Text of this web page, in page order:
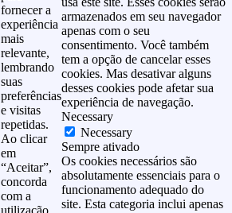
fornecer a
experiência
mais
relevante,
lembrando
suas
preferências
e visitas
repetidas.
Ao clicar
em
“Aceitar”,
concorda
com a
utilização
armazenados em seu navegador
apenas com o seu
consentimento. Você também
tem a opção de cancelar esses
cookies. Mas desativar alguns
desses cookies pode afetar sua
experiência de navegação.
Necessary
Necessary
Sempre ativado
Os cookies necessários são
absolutamente essenciais para o
funcionamento adequado do
site. Esta categoria inclui apenas